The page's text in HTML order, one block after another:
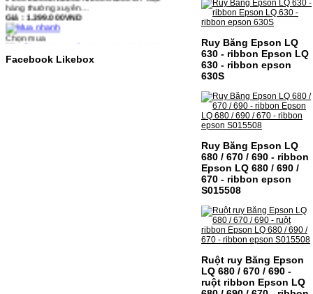
Chọn mua
HỘP MỰC IN MÀU CANON
Facebook Likebox
Ruy Băng Epson LQ
630 - ribbon Epson LQ
630 - ribbon epson
630S
Ruy Băng Epson LQ
680 / 670 / 690 - ribbon
Epson LQ 680 / 690 /
670 - ribbon epson
S015508
Ruột ruy Băng Epson
LQ 680 / 670 / 690 -
ruột ribbon Epson LQ